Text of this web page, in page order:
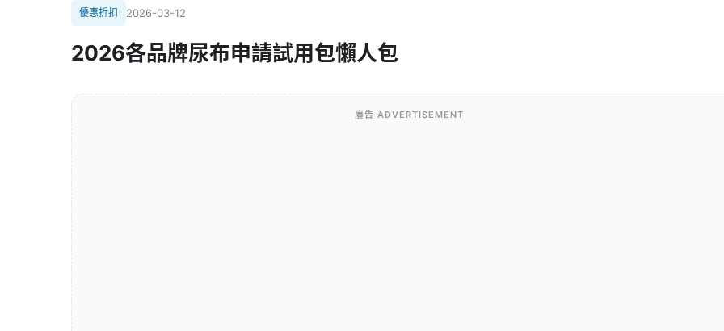
優惠折扣 2026-03-12
2026各品牌尿布申請試用包懶人包
廣告 ADVERTISEMENT